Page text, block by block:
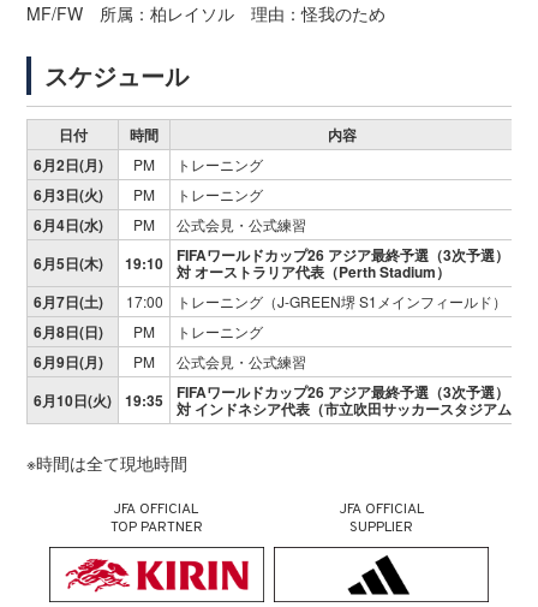
MF/FW 所属：柏レイソル 理由：怪我のため
スケジュール
日付 時間 内容
6月2日(月)
PM トレーニング
6月3日(火) PM トレーニング
6月4日(水) PM 公式会見・公式練習
6月5日(木) 19:10 FIFAワールドカップ26 アジア最終予選（3次予選）
対 オーストラリア代表（Perth Stadium）
6月7日(土)
17:00 トレーニング（J-GREEN堺 S1メインフィールド）
6月8日(日) PM トレーニング
6月9日(月) PM 公式会見・公式練習
6月10日(火) 19:35 FIFAワールドカップ26 アジア最終予選（3次予選）
対 インドネシア代表（市立吹田サッカースタジアム）
※時間は全て現地時間
JFA OFFICIAL
TOP PARTNER
JFA OFFICIAL
SUPPLIER